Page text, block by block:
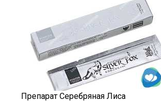
Препарат Серебряная Лиса